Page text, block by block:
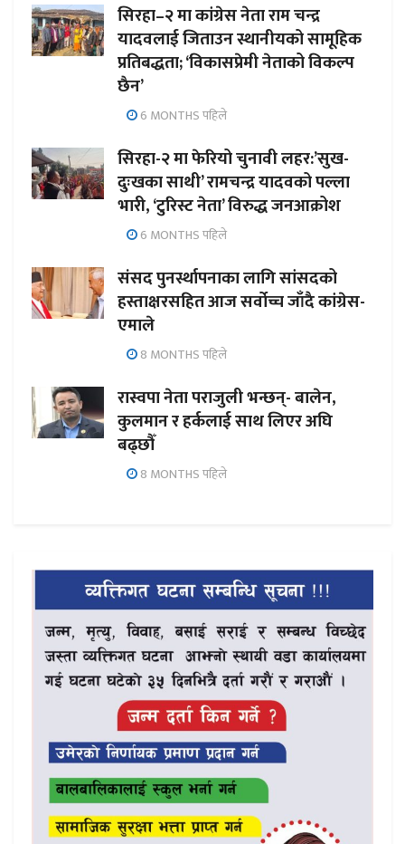
सिरहा–२ मा कांग्रेस नेता राम चन्द्र
यादवलाई जिताउन स्थानीयको सामूहिक
प्रतिबद्धता; ‘विकासप्रेमी नेताको विकल्प
छैन’
6 MONTHS पहिले
सिरहा-२ मा फेरियो चुनावी लहर:’सुख-
दुःखका साथी’ रामचन्द्र यादवको पल्ला
भारी, ‘टुरिस्ट नेता’ विरुद्ध जनआक्रोश
6 MONTHS पहिले
संसद पुनर्स्थापनाका लागि सांसदको
हस्ताक्षरसहित आज सर्वोच्च जाँदै कांग्रेस-
एमाले
8 MONTHS पहिले
रास्वपा नेता पराजुली भन्छन्- बालेन,
कुलमान र हर्कलाई साथ लिएर अघि
बढ्छौँ
8 MONTHS पहिले